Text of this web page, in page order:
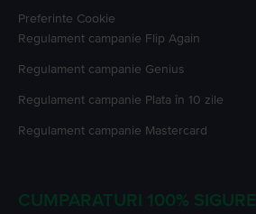
Preferinte Cookie
Regulament campanie Flip Again
Regulament campanie Genius
Regulament campanie Plata în 10 zile
Regulament campanie Mastercard
CUMPARATURI 100% SIGURE